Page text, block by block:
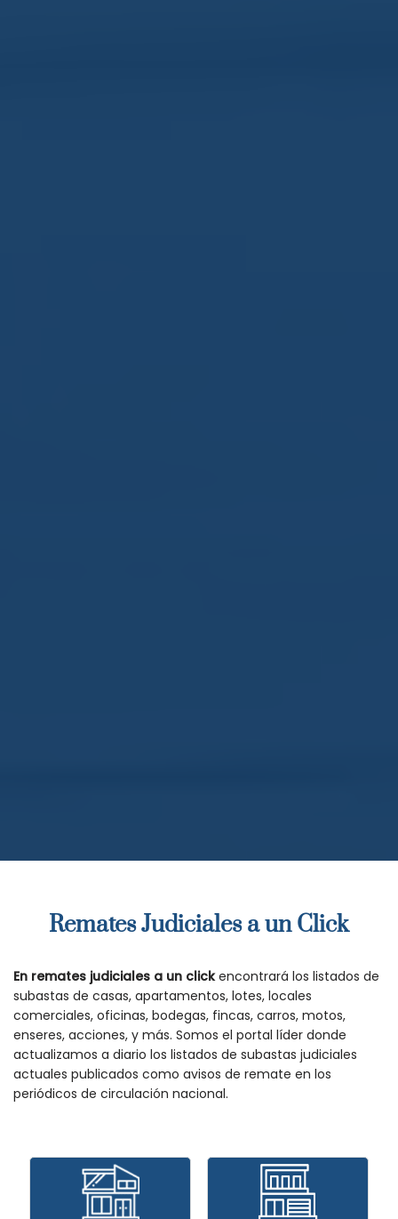
Remates Judiciales a un Click
En remates judiciales a un clickencontrará los listados de
subastas de casas, apartamentos, lotes, locales
comerciales, oficinas, bodegas, fincas, carros, motos,
enseres, acciones, y más. Somos el portal líder donde
actualizamos a diario los listados de subastas judiciales
actuales publicados como avisos de remate en los
periódicos de circulación nacional.